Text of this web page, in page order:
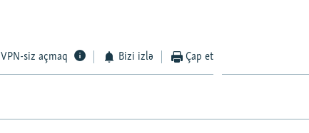
VPN-siz açmaq Bizi izlə Çap et